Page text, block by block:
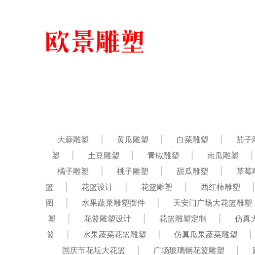
大蒜雕塑 黄瓜雕塑 白菜雕塑 茄子
塑
土豆雕塑 青椒雕塑 南瓜雕塑
橘子雕塑
桃子雕塑 甜瓜雕塑 草莓
篮
花篮设计 花篮雕塑 西红柿雕塑
图
水果蔬菜雕塑摆件 天安门广场大花篮雕塑
塑
花篮雕塑设计 花篮雕塑定制 仿真
篮
水果蔬菜花篮雕塑 仿真瓜果蔬菜雕塑
国庆节花坛大花篮
广场玻璃钢花篮雕塑